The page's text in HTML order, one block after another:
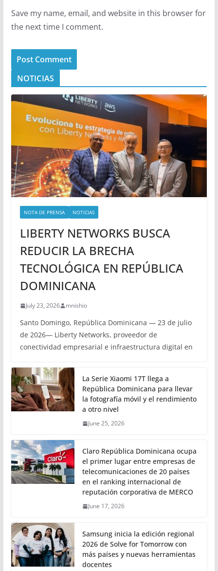
Save my name, email, and website in this browser for
the next time I comment.
NOTICIAS
NOTA DE PRENSA NOTICIAS
LIBERTY NETWORKS BUSCA
REDUCIR LA BRECHA
TECNOLÓGICA EN REPÚBLICA
DOMINICANA
July 23, 2026 mnishio
Santo Domingo, República Dominicana — 23 de julio
de 2026— Liberty Networks, proveedor de
conectividad empresarial e infraestructura digital en
La Serie Xiaomi 17T llega a
República Dominicana para llevar
la fotografía móvil y el rendimiento
a otro nivel
June 25, 2026
Claro República Dominicana ocupa
el primer lugar entre empresas de
telecomunicaciones de 20 países
en el ranking internacional de
reputación corporativa de MERCO
June 17, 2026
Samsung inicia la edición regional
2026 de Solve for Tomorrow con
más países y nuevas herramientas
docentes